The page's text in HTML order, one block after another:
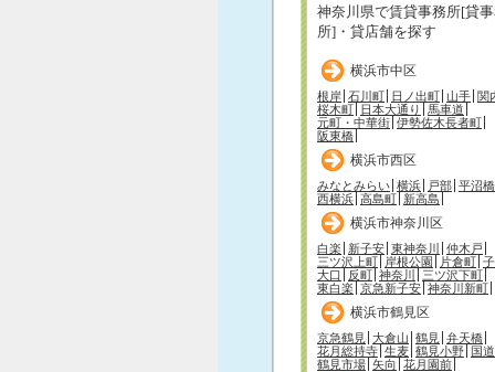
神奈川県で賃貸事務所[貸
所]・貸店舗を探す
横浜市中区
根岸 石川町 日ノ出町 山手 関
桜木町 日本大通り
馬車道
元町・中華街 伊勢佐木長者町
阪東橋
横浜市西区
みなとみらい 横浜 戸部 平沼橋
西横浜 高島町 新高島
横浜市神奈川区
白楽 新子安 東神奈川
仲木戸
三ツ沢上町 岸根公園 片倉町
大口
反町 神奈川
三ツ沢下町
東白楽 京急新子安 神奈川新町
横浜市鶴見区
京急鶴見 大倉山 鶴見
弁天橋
花月総持寺 生麦 鶴見小野
国道
鶴見市場 矢向 花月園前